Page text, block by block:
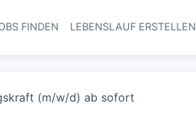
FINDEN LEBENSLAUF ERSTELLEN
(m/w/d) ab sofort